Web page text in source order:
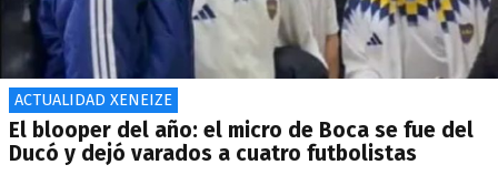
ACTUALIDAD XENEIZE
El blooper del año: el micro de Boca se fue del
Ducó y dejó varados a cuatro futbolistas